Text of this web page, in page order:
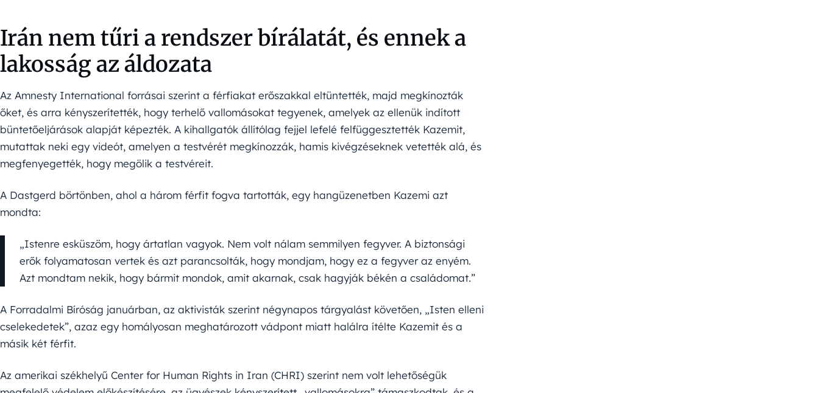
Irán nem tűri a rendszer bírálatát, és ennek a
lakosság az áldozata
Az Amnesty International forrásai szerint a férfiakat erőszakkal eltüntették, majd megkínozták
őket, és arra kényszerítették, hogy terhelő vallomásokat tegyenek, amelyek az ellenük indított
büntetőeljárások alapját képezték. A kihallgatók állítólag fejjel lefelé felfüggesztették Kazemit,
mutattak neki egy videót, amelyen a testvérét megkínozzák, hamis kivégzéseknek vetették alá, és
megfenyegették, hogy megölik a testvéreit.
A Dastgerd börtönben, ahol a három férfit fogva tartották, egy hangüzenetben Kazemi azt
mondta:
„Istenre esküszöm, hogy ártatlan vagyok. Nem volt nálam semmilyen fegyver. A biztonsági
erők folyamatosan vertek és azt parancsolták, hogy mondjam, hogy ez a fegyver az enyém.
Azt mondtam nekik, hogy bármit mondok, amit akarnak, csak hagyják békén a családomat.”
A Forradalmi Bíróság januárban, az aktivisták szerint négynapos tárgyalást követően, „Isten elleni
cselekedetek”, azaz egy homályosan meghatározott vádpont miatt halálra ítélte Kazemit és a
másik két férfit.
Az amerikai székhelyű Center for Human Rights in Iran (CHRI) szerint nem volt lehetőségük